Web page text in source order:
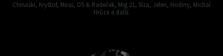
Chinaski, Kryštof, Mirai, O5 & Radeček, Mig 21, Slza, Jelen, Hodiny, Michal
Hrůza a další.